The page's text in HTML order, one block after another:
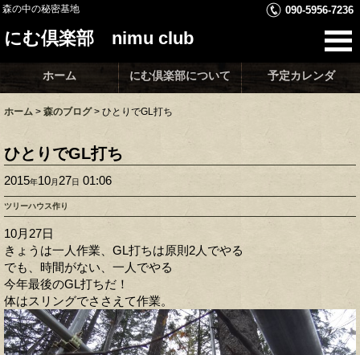
森の中の秘密基地 090-5956-7236
にむ倶楽部 nimu club
ホーム にむ倶楽部について 予定カレンダ
ホーム > 森のブログ > ひとりでGL打ち
ひとりでGL打ち
2015年10月 27日 01:06
ツリーハウス作り
10月27日
きょうは一人作業、GL打ちは原則2人でやる
でも、時間がない、一人でやる
今年最後のGL打ちだ！
体はスリングでささえて作業。